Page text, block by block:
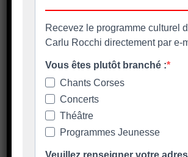
16 Février 2023
Atelier Chant sacré
Attellu Cantu sacru 📅 Ogni marti à
ferraghju ⏰